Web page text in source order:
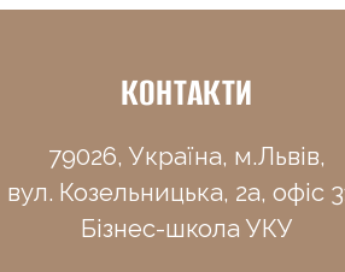
КОНТАКТИ
79026, Україна, м.Львів,
вул. Козельницька, 2а, офіс
Бізнес-школа УКУ